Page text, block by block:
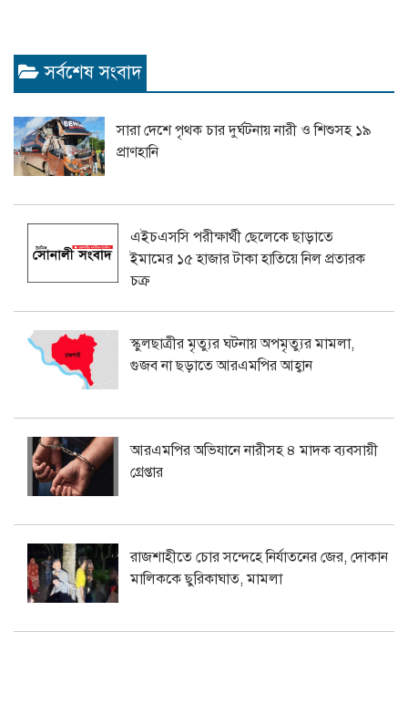
সর্বশেষ সংবাদ
সারা দেশে পৃথক চার দুর্ঘটনায় নারী ও শিশুসহ ১৯
প্রাণহানি
এইচএসসি পরীক্ষার্থী ছেলেকে ছাড়াতে
ইমামের ১৫ হাজার টাকা হাতিয়ে নিল প্রতারক
চক্র
স্কুলছাত্রীর মৃত্যুর ঘটনায় অপমৃত্যুর মামলা,
গুজব না ছড়াতে আরএমপির আহ্বান
আরএমপির অভিযানে নারীসহ ৪ মাদক ব্যবসায়ী
গ্রেপ্তার
রাজশাহীতে চোর সন্দেহে নির্যাতনের জের, দোকান
মালিককে ছুরিকাঘাত, মামলা